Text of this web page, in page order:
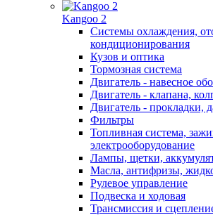
Kangoo 2
Системы охлаждения,
кондиционирования
Кузов и оптика
Тормозная система
Двигатель - навесное
Двигатель - клапана,
Двигатель - прокладки,
Фильтры
Топливная система,
электрооборудование
Лампы, щетки,
Масла, антифризы,
Рулевое управление
Подвеска и ходовая
Трансмиссия и